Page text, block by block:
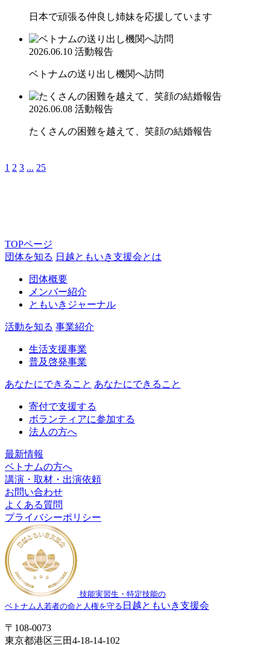
日本で頑張る仲良し姉妹を応援しています
2026.06.10 活動報告
ベトナムの送り出し機関へ訪問
2026.06.08 活動報告
たくさんの困難を越えて、笑顔の結婚報告
1 2 3 ... 25
TOPページ
団体を知る 日越ともいき支援会とは
団体概要
メンバー紹介
ともいきジャーナル
活動を知る 事業紹介
生活支援事業
普及啓発事業
あなたにできること あなたにできること
寄付で支援する
ボランティアに参加する
法人の方へ
最新情報
ベトナムの方へ
講演・取材・出演依頼
お問い合わせ
よくある質問
プライバシーポリシー
技能実習生・特定技能の
ベトナム人若者の命と人権を守る 日越ともいき支援会
〒108-0073
東京都港区三田4-18-14-102